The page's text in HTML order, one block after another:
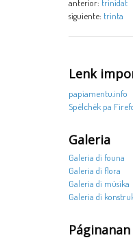
anterior: trinidat
siguiente: trinta
Lenk
papiamentu.info
Spèlchèk pa
Galeria
Galeria di founa
Galeria di flora
Galeria di músika
Galeria di
Páginanan